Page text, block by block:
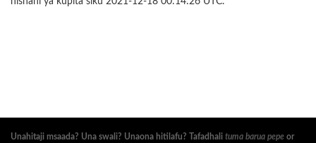
Unahitaji msaada? Una swali? Unaona hitilafu? Tafadhali tuma barua pepe or